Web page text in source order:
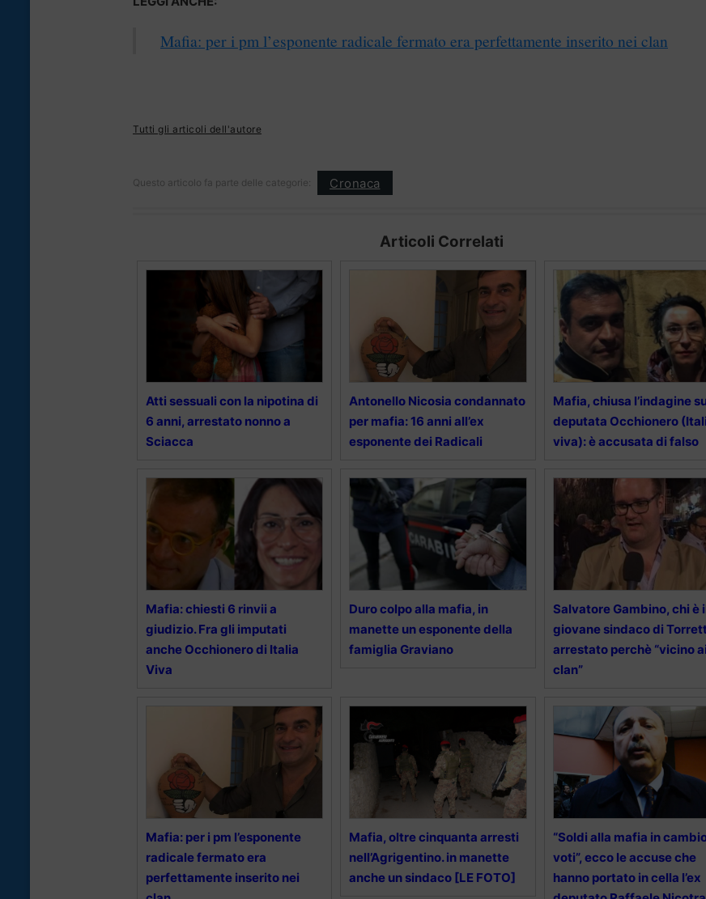
Mafia: per i pm l’esponente radicale fermato era perfettamente inserito nei clan
Tutti gli articoli dell'autore
Questo articolo fa parte delle categorie: Cronaca
Articoli Correlati
Atti sessuali con la nipotina di
6 anni, arrestato nonno a
Sciacca
Antonello Nicosia condannato
per mafia: 16 anni all’ex
esponente dei Radicali
Mafia, chiusa l’indagine
deputata Occhionero
viva): è accusata di falso
Mafia: chiesti 6 rinvii a
giudizio. Fra gli imputati
anche Occhionero di Italia
Viva
Duro colpo alla mafia, in
manette un esponente della
famiglia Graviano
Salvatore Gambino, chi è
giovane sindaco di
arrestato perchè “vicino ai
clan”
Mafia: per i pm l’esponente
radicale fermato era
perfettamente inserito nei
Mafia, oltre cinquanta arresti
nell’Agrigentino. in manette
anche un sindaco [LE FOTO]
“Soldi alla mafia in
voti”, ecco le accuse che
hanno portato in cella l’ex